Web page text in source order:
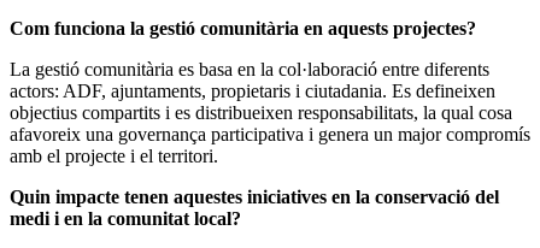
Com funciona la gestió comunitària en aquests projectes?
La gestió comunitària es basa en la col·laboració entre diferents
actors: ADF, ajuntaments, propietaris i ciutadania. Es defineixen
objectius compartits i es distribueixen responsabilitats, la qual cosa
afavoreix una governança participativa i genera un major compromís
amb el projecte i el territori.
Quin impacte tenen aquestes iniciatives en la conservació del
medi i en la comunitat local?